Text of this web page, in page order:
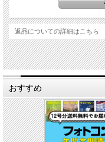
返品についての詳細はこちら
おすすめ